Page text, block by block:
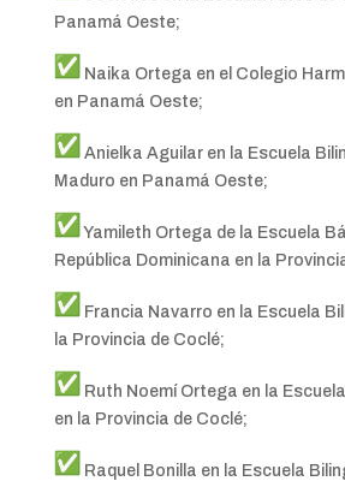
Panamá Oeste;
Naika Ortega en el Colegio
en Panamá Oeste;
Anielka Aguilar en la Escuela
Maduro en Panamá Oeste;
Yamileth Ortega de la Escuela
República Dominicana en la
Francia Navarro en la Escuela
la Provincia de Coclé;
Ruth Noemí Ortega en la
en la Provincia de Coclé;
Raquel Bonilla en la Escuela